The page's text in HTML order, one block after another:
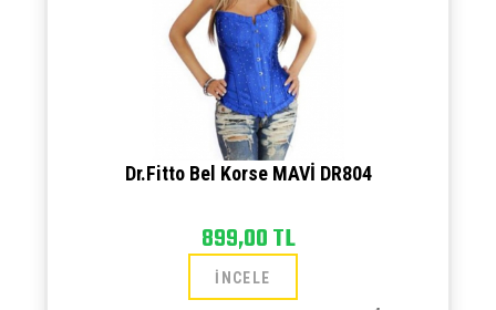
Dr.Fitto Bel Korse MAVİ DR804
899,00 TL
İNCELE